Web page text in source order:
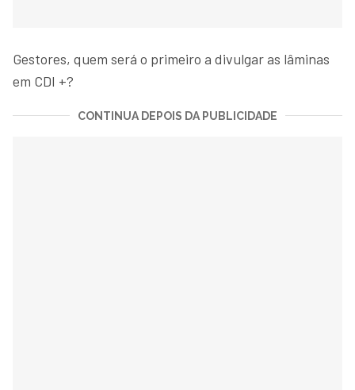
Gestores, quem será o primeiro a divulgar as lâminas
em CDI +?
CONTINUA DEPOIS DA PUBLICIDADE